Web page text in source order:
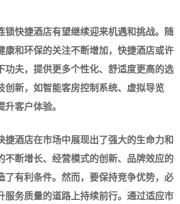
锁快捷酒店有望继续迎来机遇和挑战。随
康和环保的关注不断增加，快捷酒店或许
功夫，提供更多个性化、舒适度更高的选
创新，如智能客房控制系统、虚拟导览
客户体验。
捷酒店在市场中展现出了强大的生命力和
不断增长、经营模式的创新、品牌效应的
了有利条件。然而，要保持竞争优势，必
服务质量的道路上持续前行。通过适应市